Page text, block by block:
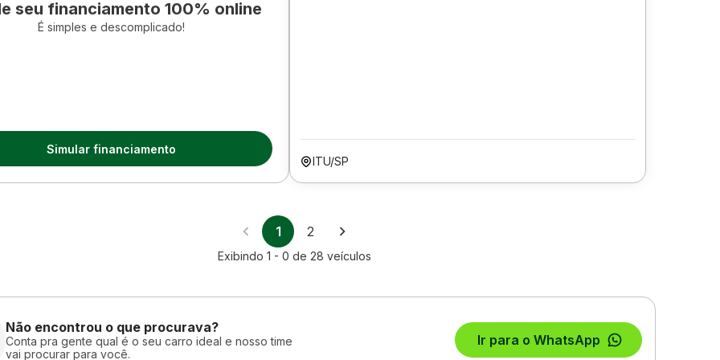
seu financiamento 100% online
É simples e descomplicado!
Simular financiamento
ITU/SP
1 2
Exibindo 1 - 0 de 28 veículos
Não encontrou o que procurava?
Conta pra gente qual é o seu carro ideal e nosso time
vai procurar para você.
Ir para o WhatsApp